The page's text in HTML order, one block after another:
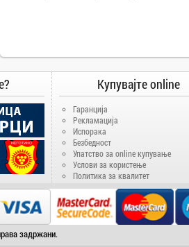
Купувајте online
Гаранција
Рекламација
Испорака
Безбедност
Упатство за online купување
Услови за користење
Политика за квалитет
задржани.